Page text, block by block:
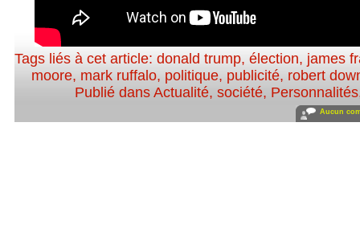
Tags liés à cet article:donald trump,élection, james
moore, mark ruffalo, politique, publicité, robert
Publié dansActualité, société,
Aucun